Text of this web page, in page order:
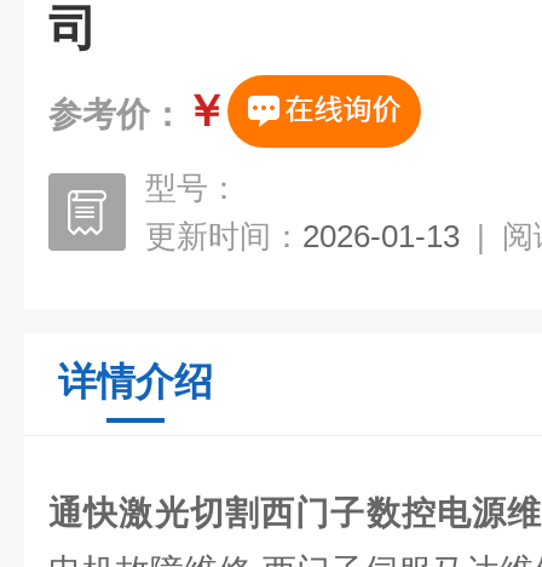
司
参考价： ￥
型号：
更新时间： 2026-01-13 | 阅
详情介绍
通快激光切割西门子数控电源